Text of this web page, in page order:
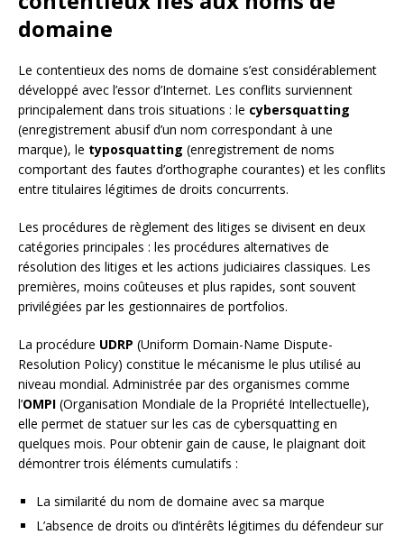
domaine
Le contentieux des noms de domaine s’est considérablement
développé avec l’essor d’Internet. Les conflits surviennent
principalement dans trois situations : le cybersquatting
(enregistrement abusif d’un nom correspondant à une
marque), le typosquatting (enregistrement de noms
comportant des fautes d’orthographe courantes) et les conflits
entre titulaires légitimes de droits concurrents.
Les procédures de règlement des litiges se divisent en deux
catégories principales : les procédures alternatives de
résolution des litiges et les actions judiciaires classiques. Les
premières, moins coûteuses et plus rapides, sont souvent
privilégiées par les gestionnaires de portfolios.
La procédure UDRP (Uniform Domain-Name Dispute-
Resolution Policy) constitue le mécanisme le plus utilisé au
niveau mondial. Administrée par des organismes comme
l’OMPI (Organisation Mondiale de la Propriété Intellectuelle),
elle permet de statuer sur les cas de cybersquatting en
quelques mois. Pour obtenir gain de cause, le plaignant doit
démontrer trois éléments cumulatifs :
La similarité du nom de domaine avec sa marque
L’absence de droits ou d’intérêts légitimes du défendeur sur